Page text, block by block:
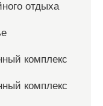
отдыха
комплекс
комплекс